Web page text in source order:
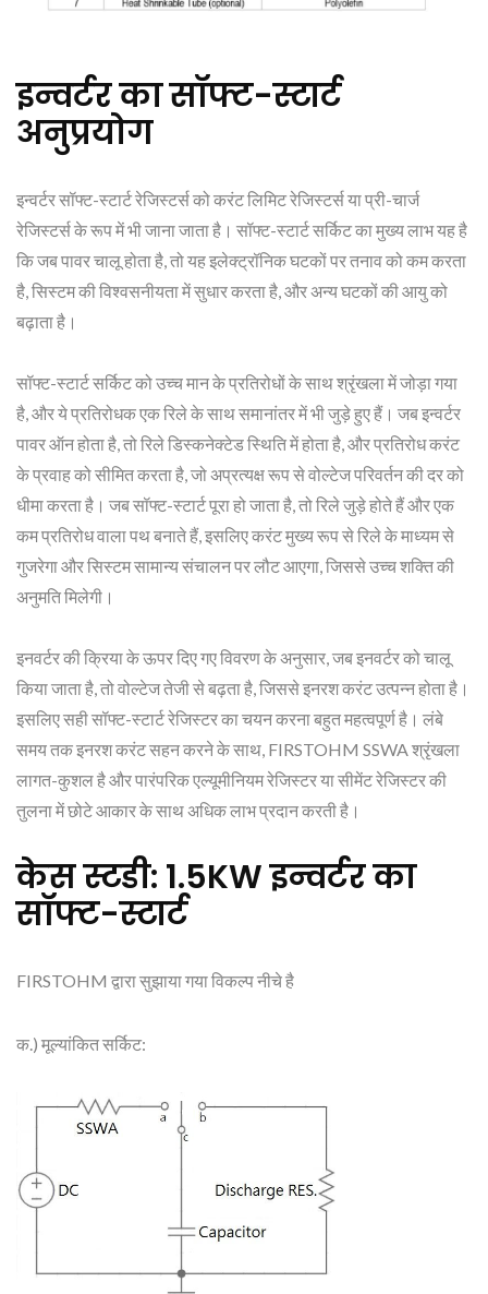
इन्वर्टर का सॉफ्ट-स्टार्ट
अनुप्रयोग
इन्वर्टर सॉफ्ट-स्टार्ट रेजिस्टर्स को करंट लिमिट रेजिस्टर्स या प्री-चार्ज
रेजिस्टर्स के रूप में भी जाना जाता है। सॉफ्ट-स्टार्ट सर्किट का मुख्य लाभ यह है
कि जब पावर चालू होता है, तो यह इलेक्ट्रॉनिक घटकों पर तनाव को कम करता
है, सिस्टम की विश्वसनीयता में सुधार करता है, और अन्य घटकों की आयु को
बढ़ाता है।
सॉफ्ट-स्टार्ट सर्किट को उच्च मान के प्रतिरोधों के साथ श्रृंखला में जोड़ा गया
है, और ये प्रतिरोधक एक रिले के साथ समानांतर में भी जुड़े हुए हैं। जब इन्वर्टर
पावर ऑन होता है, तो रिले डिस्कनेक्टेड स्थिति में होता है, और प्रतिरोध करंट
के प्रवाह को सीमित करता है, जो अप्रत्यक्ष रूप से वोल्टेज परिवर्तन की दर को
धीमा करता है। जब सॉफ्ट-स्टार्ट पूरा हो जाता है, तो रिले जुड़े होते हैं और एक
कम प्रतिरोध वाला पथ बनाते हैं, इसलिए करंट मुख्य रूप से रिले के माध्यम से
गुजरेगा और सिस्टम सामान्य संचालन पर लौट आएगा, जिससे उच्च शक्ति की
अनुमति मिलेगी।
इनवर्टर की क्रिया के ऊपर दिए गए विवरण के अनुसार, जब इनवर्टर को चालू
किया जाता है, तो वोल्टेज तेजी से बढ़ता है, जिससे इनरश करंट उत्पन्न होता है।
इसलिए सही सॉफ्ट-स्टार्ट रेजिस्टर का चयन करना बहुत महत्वपूर्ण है। लंबे
समय तक इनरश करंट सहन करने के साथ, FIRSTOHM SSWA श्रृंखला
लागत-कुशल है और पारंपरिक एल्यूमीनियम रेजिस्टर या सीमेंट रेजिस्टर की
तुलना में छोटे आकार के साथ अधिक लाभ प्रदान करती है।
केस स्टडी: 1.5KW इन्वर्टर का
सॉफ्ट-स्टार्ट
FIRSTOHM द्वारा सुझाया गया विकल्प नीचे है
क.) मूल्यांकित सर्किट: